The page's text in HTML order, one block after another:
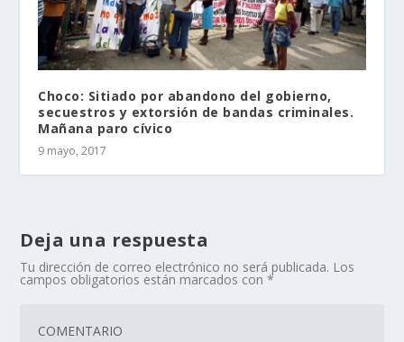
Choco: Sitiado por abandono del gobierno,
secuestros y extorsión de bandas criminales.
Mañana paro cívico
9 mayo, 2017
Deja una respuesta
Tu dirección de correo electrónico no será publicada. Los
campos obligatorios están marcados con*